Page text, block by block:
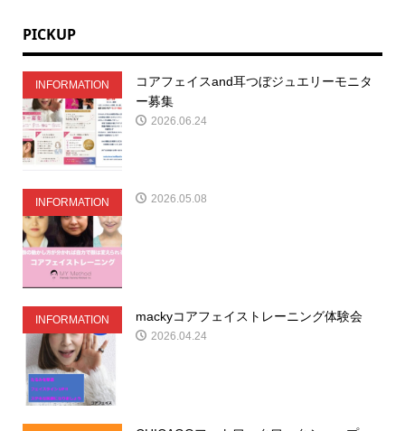
PICKUP
INFORMATION
コアフェイスand耳つぼジュエリーモニタ
ー募集
2026.06.24
INFORMATION 2026.05.08
INFORMATION mackyコアフェイストレーニング体験会
2026.04.24